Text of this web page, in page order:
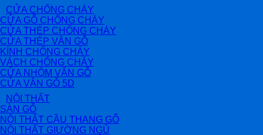
CỬA CHỐNG CHÁY
CỬA GỖ CHỐNG CHÁY
CỬA THÉP CHỐNG CHÁY
CỬA THÉP VÂN GỖ
KÍNH CHỐNG CHÁY
VÁCH CHỐNG CHÁY
CỬA NHÔM VÂN GỖ
CỬA VÂN GỖ 5D
NỘI THẤT
SÀN GỖ
NỘI THẤT CẦU THANG GỖ
NỘI THẤT GIƯỜNG NGỦ